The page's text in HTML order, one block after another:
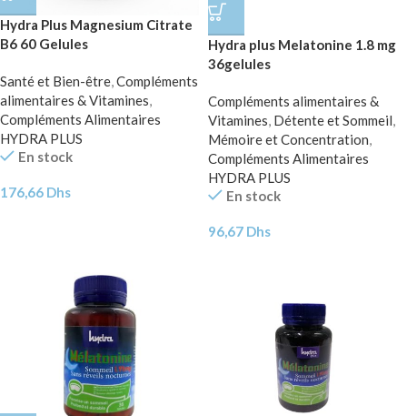
Hydra Plus Magnesium Citrate
B6 60 Gelules
Santé et Bien-être,Compléments
alimentaires & Vitamines,
Compléments Alimentaires
HYDRA PLUS
En stock
176,66 Dhs
Hydra plus Melatonine 1.8 mg
36gelules
Compléments alimentaires &
Vitamines, Détente et Sommeil,
Mémoire et Concentration,
Compléments Alimentaires
HYDRA PLUS
En stock
96,67 Dhs